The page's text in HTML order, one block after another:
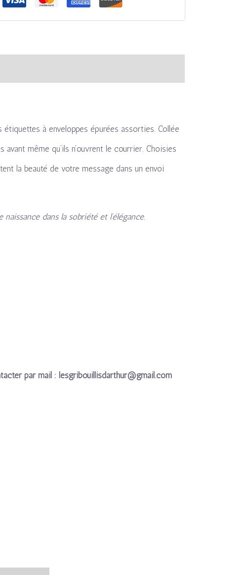
à enveloppes épurées assorties. Collée
même qu’ils n’ouvrent le courrier. Choisies
la beauté de votre message dans un envoi
dans la sobriété et l’élégance.
par mail : lesgribouillisdarthur@gmail.com